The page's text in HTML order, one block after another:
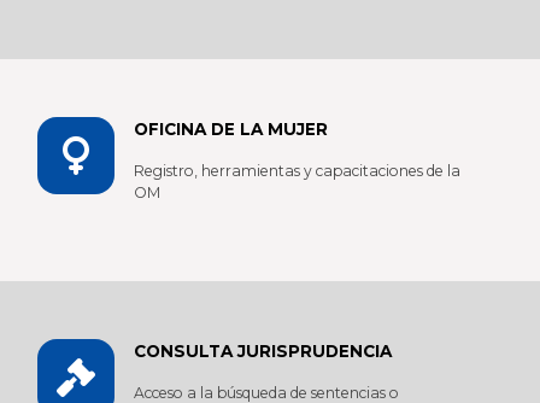
OFICINA DE LA MUJER
Registro, herramientas y capacitaciones de la
OM
CONSULTA JURISPRUDENCIA
Acceso a la búsqueda de sentencias o